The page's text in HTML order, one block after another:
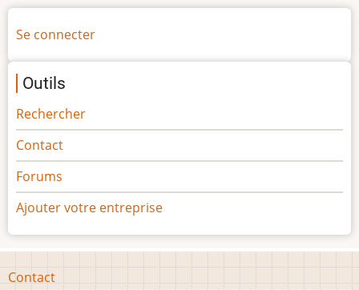
Menu
compte
de
l'utilisateur
Se connecter
Outils
Rechercher
Contact
Forums
Ajouter votre entreprise
Footer
Contact